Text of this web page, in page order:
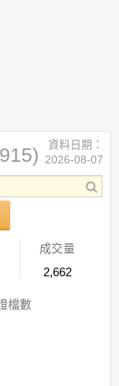
資料日期：
2026-08-07
成交量
2,662
檔數